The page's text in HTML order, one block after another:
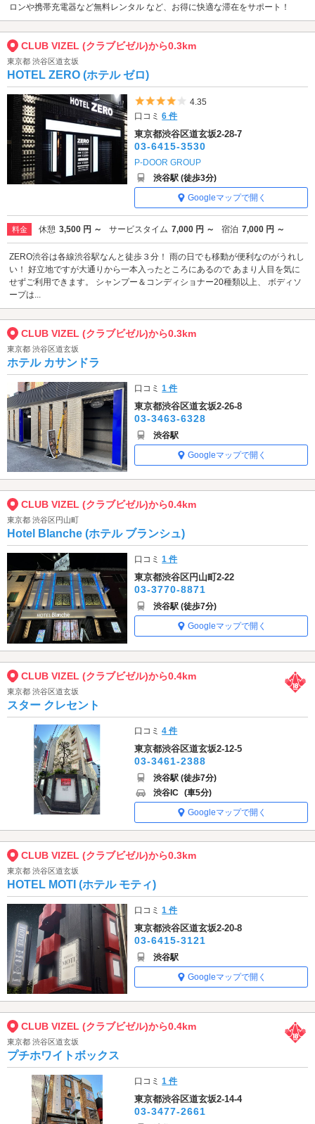
ロンや携帯充電器など無料レンタル など、お得に快適な滞在をサポート！
CLUB VIZEL (クラブビゼル)から0.3km
東京都 渋谷区道玄坂
HOTEL ZERO (ホテル ゼロ)
5つ星のうち4
4.35
口コミ6 件
東京都渋谷区道玄坂2-28-7
03-6415-3530
P-DOOR GROUP
渋谷駅 (徒歩3分)
Googleマップで開く
料金 休憩 3,500 円 ～ サービスタイム 7,000 円 ～ 宿泊 7,000 円 ～
ZERO渋谷は各線渋谷駅なんと徒歩３分！ 雨の日でも移動が便利なのがうれし
い！ 好立地ですが大通りから一本入ったところにあるので あまり人目を気に
せずご利用できます。 シャンプー＆コンディショナー20種類以上、 ボディソ
ープは...
CLUB VIZEL (クラブビゼル)から0.3km
東京都 渋谷区道玄坂
ホテル カサンドラ
口コミ1 件
東京都渋谷区道玄坂2-26-8
03-3463-6328
渋谷駅
Googleマップで開く
CLUB VIZEL (クラブビゼル)から0.4km
東京都 渋谷区円山町
Hotel Blanche (ホテル ブランシュ)
口コミ1 件
東京都渋谷区円山町2-22
03-3770-8871
渋谷駅 (徒歩7分)
Googleマップで開く
CLUB VIZEL (クラブビゼル)から0.4km
東京都 渋谷区道玄坂
スター クレセント
口コミ4 件
東京都渋谷区道玄坂2-12-5
03-3461-2388
渋谷駅 (徒歩7分)
渋谷IC (車5分)
Googleマップで開く
CLUB VIZEL (クラブビゼル)から0.3km
東京都 渋谷区道玄坂
HOTEL MOTI (ホテル モティ)
口コミ1 件
東京都渋谷区道玄坂2-20-8
03-6415-3121
渋谷駅
Googleマップで開く
CLUB VIZEL (クラブビゼル)から0.4km
東京都 渋谷区道玄坂
プチホワイトボックス
口コミ1 件
東京都渋谷区道玄坂2-14-4
03-3477-2661